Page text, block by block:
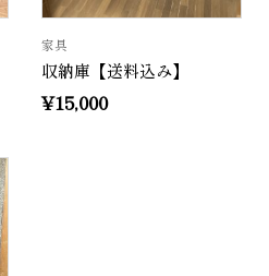
家具
収納庫【送料込み】
¥15,000